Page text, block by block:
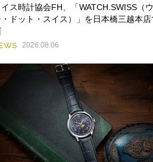
イス時計協会FH、「WATCH.SWISS（
ドット・スイス）」を日本橋三越本店
2026.08.06